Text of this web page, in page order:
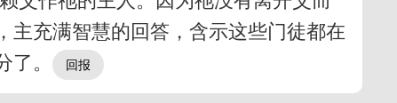
主充满智慧的回答，含示这些门徒都在
。